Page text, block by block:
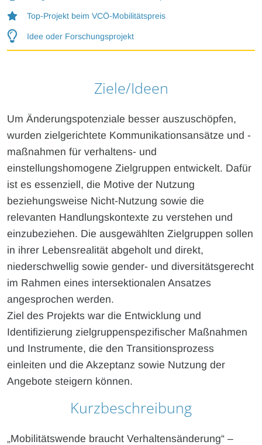
Top-Projekt beim VCÖ-Mobilitätspreis
Idee oder Forschungsprojekt
Ziele/Ideen
Um Änderungspotenziale besser auszuschöpfen,
wurden zielgerichtete Kommunikationsansätze und -
maßnahmen für verhaltens- und
einstellungshomogene Zielgruppen entwickelt. Dafür
ist es essenziell, die Motive der Nutzung
beziehungsweise Nicht-Nutzung sowie die
relevanten Handlungskontexte zu verstehen und
einzubeziehen. Die ausgewählten Zielgruppen sollen
in ihrer Lebensrealität abgeholt und direkt,
niederschwellig sowie gender- und diversitätsgerecht
im Rahmen eines intersektionalen Ansatzes
angesprochen werden.
Ziel des Projekts war die Entwicklung und
Identifizierung zielgruppenspezifischer Maßnahmen
und Instrumente, die den Transitionsprozess
einleiten und die Akzeptanz sowie Nutzung der
Angebote steigern können.
Kurzbeschreibung
„Mobilitätswende braucht Verhaltensänderung“ –